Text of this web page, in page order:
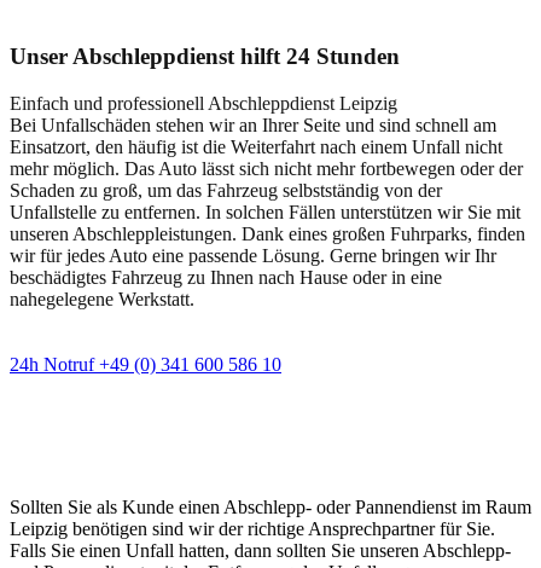
Unser Abschleppdienst hilft 24 Stunden
Einfach und professionell Abschleppdienst Leipzig
Bei Unfallschäden stehen wir an Ihrer Seite und sind schnell am
Einsatzort, den häufig ist die Weiterfahrt nach einem Unfall nicht
mehr möglich. Das Auto lässt sich nicht mehr fortbewegen oder der
Schaden zu groß, um das Fahrzeug selbstständig von der
Unfallstelle zu entfernen. In solchen Fällen unterstützen wir Sie mit
unseren Abschleppleistungen. Dank eines großen Fuhrparks, finden
wir für jedes Auto eine passende Lösung. Gerne bringen wir Ihr
beschädigtes Fahrzeug zu Ihnen nach Hause oder in eine
nahegelegene Werkstatt.
24h Notruf +49 (0) 341 600 586 10
Sollten Sie als Kunde einen Abschlepp- oder Pannendienst im Raum
Leipzig benötigen sind wir der richtige Ansprechpartner für Sie.
Falls Sie einen Unfall hatten, dann sollten Sie unseren Abschlepp-